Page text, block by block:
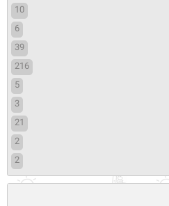
10
6
39
216
5
3
21
2
2